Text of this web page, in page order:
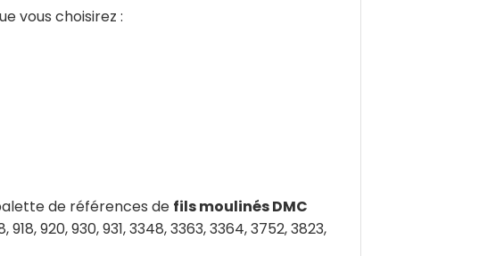
vous choisirez :
de références de fils moulinés DMC
920, 930, 931, 3348, 3363, 3364, 3752, 3823,